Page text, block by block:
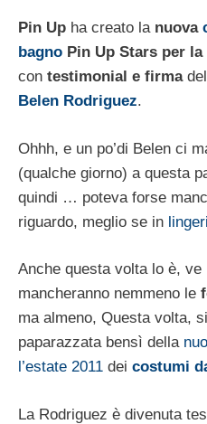
Pin Up ha creato la nuova
bagno Pin Up Stars per la
con testimonial e firma
Belen Rodriguez.
Ohhh, e un po’di Belen ci
(qualche giorno) a questa
quindi … poteva forse
riguardo, meglio se in
Anche questa volta lo è,
mancheranno nemmeno le
ma almeno, Questa volta,
paparazzata bensì della
l’estate 2011 dei costumi
La Rodriguez è divenuta